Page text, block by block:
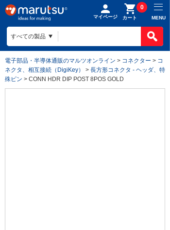
マイページ カート
0
MENU
電子部品・半導体通販のマルツオンライン > コネクター > コ
ネクタ、相互接続（DigiKey）
> 長方形コネクタ - ヘッダ、特
殊ピン > CONN HDR DIP POST 8POS GOLD